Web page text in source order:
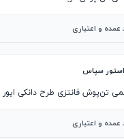
عمده و اعتباری
استور سپاس
تن‌پوش فانتزی طرح دانکی ایور
عمده و اعتباری